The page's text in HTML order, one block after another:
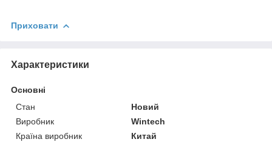
Приховати
Характеристики
Основні
Стан
Новий
Виробник
Wintech
Країна виробник
Китай